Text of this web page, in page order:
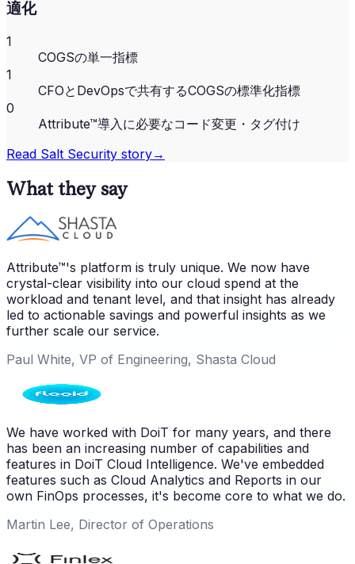
適化
1
COGSの単一指標
1
CFOとDevOpsで共有するCOGSの標準化指標
0
Attribute™導入に必要なコード変更・タグ付け
Read Salt Security story→
What they say
Attribute™'s platform is truly unique. We now have
crystal-clear visibility into our cloud spend at the
workload and tenant level, and that insight has already
led to actionable savings and powerful insights as we
further scale our service.
Paul White, VP of Engineering, Shasta Cloud
We have worked with DoiT for many years, and there
has been an increasing number of capabilities and
features in DoiT Cloud Intelligence. We've embedded
features such as Cloud Analytics and Reports in our
own FinOps processes, it's become core to what we do.
Martin Lee, Director of Operations